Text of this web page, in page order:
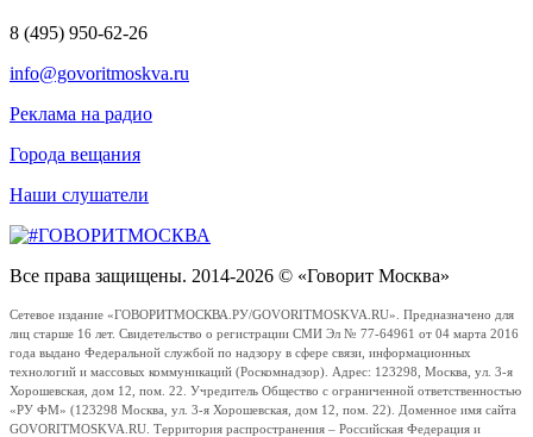
8 (495) 950-62-26
info@govoritmoskva.ru
Реклама на радио
Города вещания
Наши слушатели
Все права защищены. 2014-2026 © «Говорит Москва»
Сетевое издание «ГОВОРИТМОСКВА.РУ/GOVORITMOSKVA.RU». Предназначено для
лиц старше 16 лет. Свидетельство о регистрации СМИ Эл № 77-64961 от 04 марта 2016
года выдано Федеральной службой по надзору в сфере связи, информационных
технологий и массовых коммуникаций (Роскомнадзор). Адрес: 123298, Москва, ул. 3-я
Хорошевская, дом 12, пом. 22. Учредитель Общество с ограниченной ответственностью
«РУ ФМ» (123298 Москва, ул. 3-я Хорошевская, дом 12, пом. 22). Доменное имя сайта
GOVORITMOSKVA.RU. Территория распространения – Российская Федерация и